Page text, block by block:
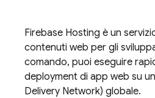
Firebase Hosting è un
contenuti web per gli
comando, puoi eseguire
deployment di app web su
Delivery Network) globale.